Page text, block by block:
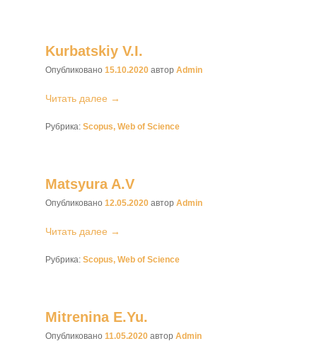
Kurbatskiy V.I.
Опубликовано 15.10.2020 автор Admin
Читать далее →
Рубрика: Scopus, Web of Science
Matsyura A.V
Опубликовано 12.05.2020 автор Admin
Читать далее →
Рубрика: Scopus, Web of Science
Mitrenina E.Yu.
Опубликовано 11.05.2020 автор Admin